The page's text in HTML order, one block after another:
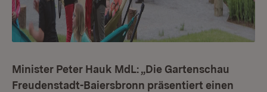
Minister Peter Hauk MdL: „Die Gartenschau
Freudenstadt-Baiersbronn präsentiert einen